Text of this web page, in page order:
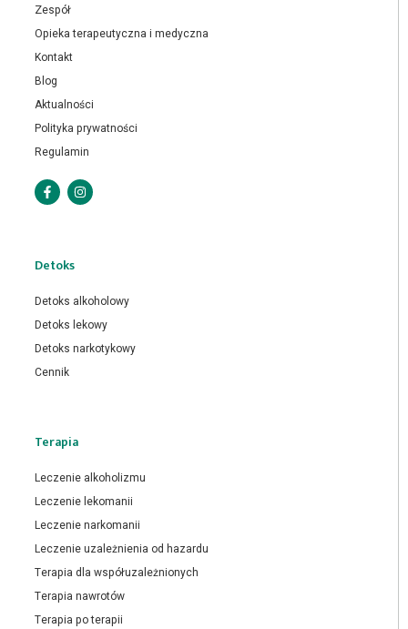
Zespół
Opieka terapeutyczna i medyczna
Kontakt
Blog
Aktualności
Polityka prywatności
Regulamin
Detoks
Detoks alkoholowy
Detoks lekowy
Detoks narkotykowy
Cennik
Terapia
Leczenie alkoholizmu
Leczenie lekomanii
Leczenie narkomanii
Leczenie uzależnienia od hazardu
Terapia dla współuzależnionych
Terapia nawrotów
Terapia po terapii